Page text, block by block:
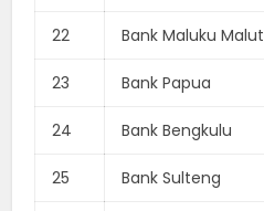
22 Bank Maluku Malut
23 Bank Papua
24 Bank Bengkulu
25 Bank Sulteng